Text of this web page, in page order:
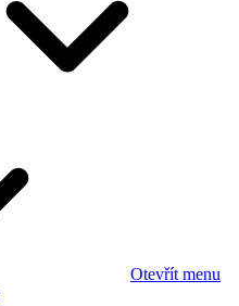
Otevřít menu